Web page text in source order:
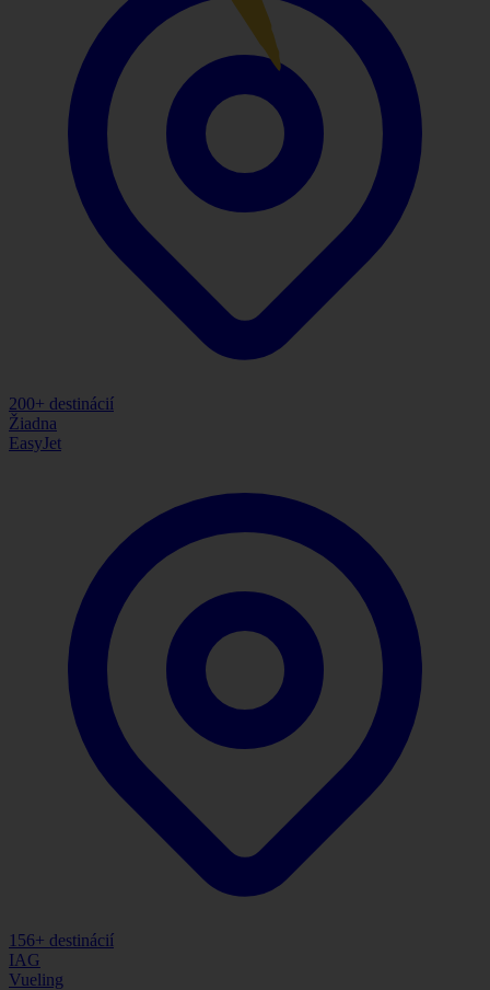
200+ destinácií
Žiadna
EasyJet
156+ destinácií
IAG
Vueling